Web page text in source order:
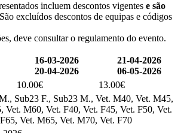
incluem descontos vigentes e são
excluídos descontos de equipas e códigos
deve consultar o regulamento do evento.
16-03-2026
20-04-2026
21-04-2026
06-05-2026
10.00€
13.00€
Sub23 F., Sub23 M., Vet. M40, Vet. M45,
Vet. M60, Vet. F40, Vet. F45, Vet. F50, Vet.
Vet. M65, Vet. M70, Vet. F70